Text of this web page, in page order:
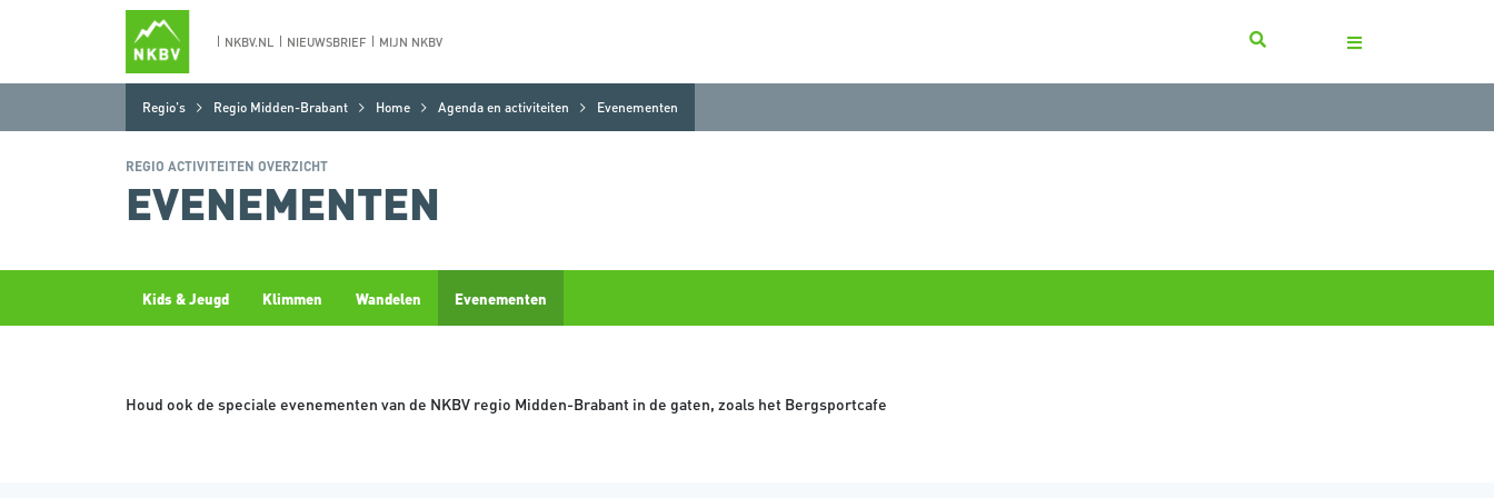
NKBV.NL NIEUWSBRIEF MIJN NKBV
Regio's Regio Midden-Brabant Home Agenda en activiteiten Evenementen
REGIO ACTIVITEITEN OVERZICHT
EVENEMENTEN
Kids & Jeugd Klimmen Wandelen Evenementen
Houd ook de speciale evenementen van de NKBV regio Midden-Brabant in de gaten, zoals het Bergsportcafe